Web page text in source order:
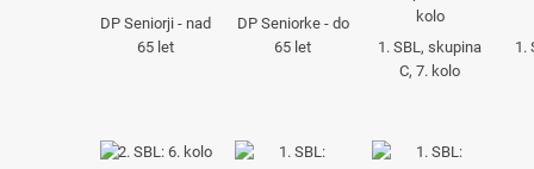
DP Seniorji - nad
65 let
DP Seniorke - do
65 let
1. SBL, skupina
C, 7. kolo
1.